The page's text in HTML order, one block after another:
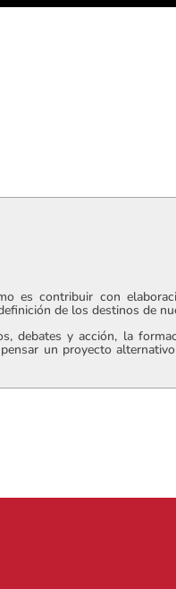
es contribuir con
de los destinos de
debates y acción, la
un proyecto